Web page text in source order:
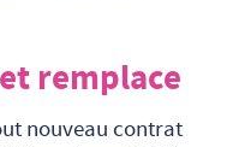
remplace
nouveau contrat